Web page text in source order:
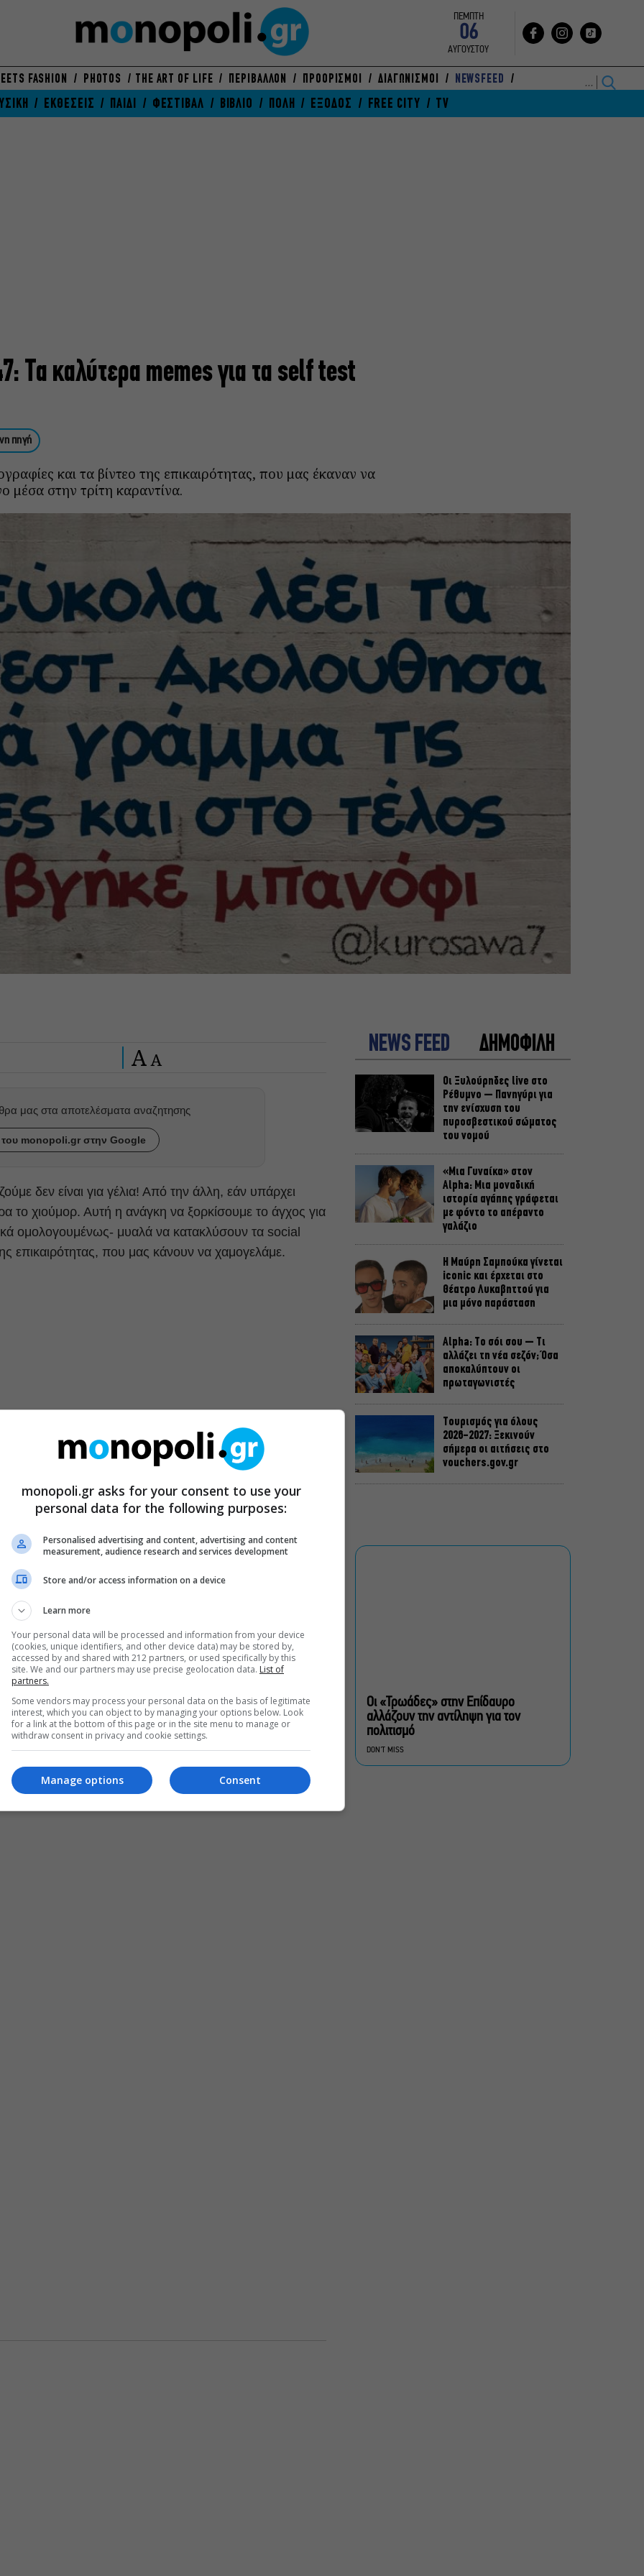
ΠΕΜΠΤΗ
06
ΑΥΓΟΥΣΤΟΥ
FASHION PHOTOS THE ART OF LIFE ΠΕΡΙΒΑΛΛΟΝ ΠΡΟΟΡΙΣΜΟΙ ΔΙΑΓΩΝΙΣΜΟΙ NEWSFEED
ΕΚΘΕΣΕΙΣ ΠΑΙΔΙ ΦΕΣΤΙΒΑΛ ΒΙΒΛΙΟ ΠΟΛΗ ΕΞΟΔΟΣ FREE CITY TV
Τα καλύτερα memes για τα self test
πηγή
και τα βίντεο της επικαιρότητας, που μας έκαναν να
μέσα στην τρίτη καραντίνα.
A A
μας στα αποτελέσματα αναζητησης
monopoli.gr στην Google
δεν είναι για γέλια! Από την άλλη, εάν υπάρχει
το χιούμορ. Αυτή η ανάγκη να ξορκίσουμε το άγχος για
ομολογουμένως- μυαλά να κατακλύσουν τα social
επικαιρότητας, που μας κάνουν να χαμογελάμε.
NEWS FEED ΔΗΜΟΦΙΛΗ
Οι Ξυλούρηδες live στο
Ρέθυμνο – Πανηγύρι για
την ενίσχυση του
πυροσβεστικού σώματος
του νομού
«Μια Γυναίκα» στον
Alpha: Μια μοναδική
ιστορία αγάπης γράφεται
με φόντο το απέραντο
γαλάζιο
Η Μαύρη Σαμπούκα γίνεται
iconic και έρχεται στο
Θέατρο Λυκαβηττού για
μια μόνο παράσταση
Alpha: Το σόι σου – Τι
αλλάζει τη νέα σεζόν; Όσα
αποκαλύπτουν οι
πρωταγωνιστές
Τουρισμός για όλους
2026-2027: Ξεκινούν
σήμερα οι αιτήσεις στο
vouchers.gov.gr
συγκλονιστικό timelapse
Καρέζη
Αττική, Στερεά Ελλάδα και
Οι «Τρωάδες» στην Επίδαυρο
αλλάζουν την αντίληψη για τον
πολιτισμό
DON'T MISS
monopoli.gr asks for your consent to use your
personal data for the following purposes:
Personalised advertising and content, advertising and content
measurement, audience research and services development
Store and/or access information on a device
Learn more
Your personal data will be processed and information from your device
(cookies, unique identifiers, and other device data) may be stored by,
accessed by and shared with 212 partners, or used specifically by this
site. We and our partners may use precise geolocation data. List of
partners.
Some vendors may process your personal data on the basis of legitimate
interest, which you can object to by managing your options below. Look
for a link at the bottom of this page or in the site menu to manage or
withdraw consent in privacy and cookie settings.
Consent
Manage options